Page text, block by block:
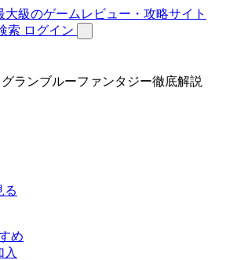
索 ログイン
ランブルーファンタジー徹底解説
る
め
入